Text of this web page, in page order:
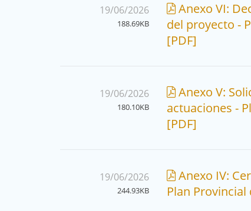
19/06/2026
188.69KB
Anexo VI:
del proyecto -
[PDF]
19/06/2026
180.10KB
Anexo V:
actuaciones -
[PDF]
19/06/2026
244.93KB
Anexo IV:
Plan